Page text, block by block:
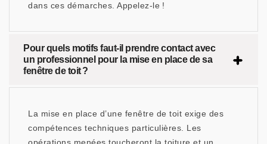
dans ces démarches. Appelez-le !
Pour quels motifs faut-il prendre contact avec
un professionnel pour la mise en place de sa
fenêtre de toit ?
La mise en place d’une fenêtre de toit exige des
compétences techniques particulières. Les